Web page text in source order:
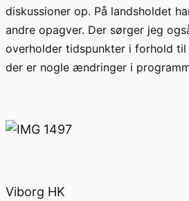
diskussioner op. På landsholdet
andre opagver. Der sørger jeg
overholder tidspunkter i forhold til
der er nogle ændringer i
Viborg HK